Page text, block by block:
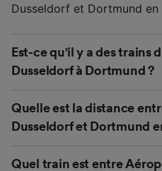
Dusseldorf et Dortmund
Est-ce qu'il y a des trains
Dusseldorf à Dortmund ?
Quelle est la distance
Dusseldorf et Dortmund
Quel train est entre